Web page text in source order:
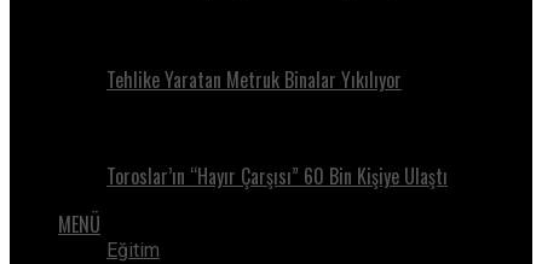
Tehlike Yaratan Metruk Binalar Yıkılıyor
Toroslar’ın “Hayır Çarşısı” 60 Bin Kişiye Ulaştı
MENÜ
Eğitim